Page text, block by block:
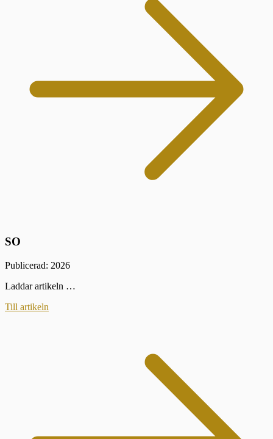
SO
Publicerad: 2026
Laddar artikeln …
Till artikeln